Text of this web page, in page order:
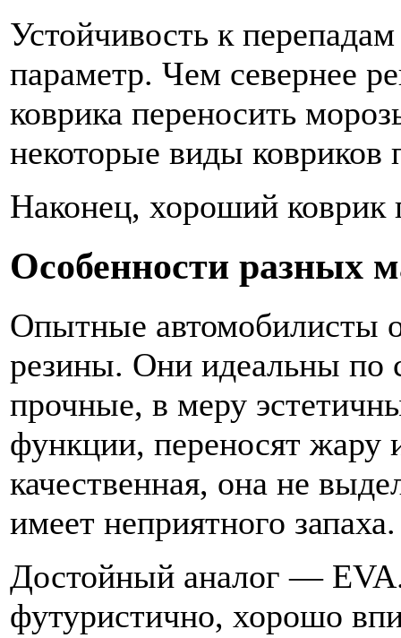
Устойчивость к
параметр. Чем севернее
коврика переносить
некоторые виды ковриков
Наконец, хороший коврик
Особенности разных
Опытные автомобилисты
резины. Они идеальны по
прочные, в меру
функции, переносят жару
качественная, она не
имеет неприятного запаха.
Достойный аналог —
футуристично, хорошо